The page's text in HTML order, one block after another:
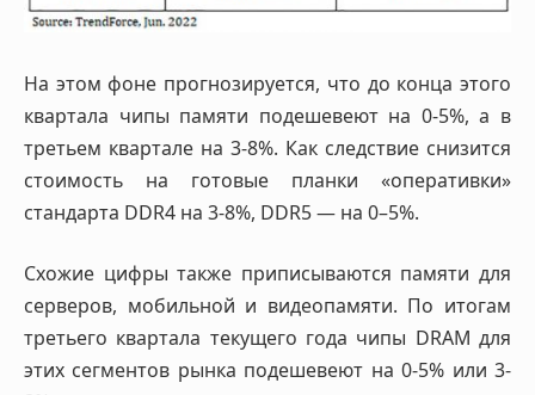
На этом фоне прогнозируется, что до конца этого
квартала чипы памяти подешевеют на 0-5%, а в
третьем квартале на 3-8%. Как следствие снизится
стоимость на готовые планки «оперативки»
стандарта DDR4 на 3-8%, DDR5 — на 0–5%.
Схожие цифры также приписываются памяти для
серверов, мобильной и видеопамяти. По итогам
третьего квартала текущего года чипы DRAM для
этих сегментов рынка подешевеют на 0-5% или 3-